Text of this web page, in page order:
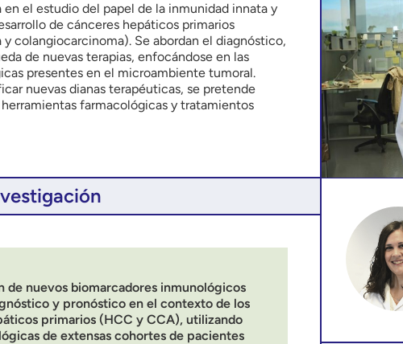
en el estudio del papel de la inmunidad innata y
de cánceres hepáticos primarios
colangiocarcinoma). Se abordan el diagnóstico,
de nuevas terapias, enfocándose en las
presentes en el microambiente tumoral.
nuevas dianas terapéuticas, se pretende
herramientas farmacológicas y tratamientos
de nuevos biomarcadores inmunológicos
y pronóstico en el contexto de los
primarios (HCC y CCA), utilizando
de extensas cohortes de pacientes